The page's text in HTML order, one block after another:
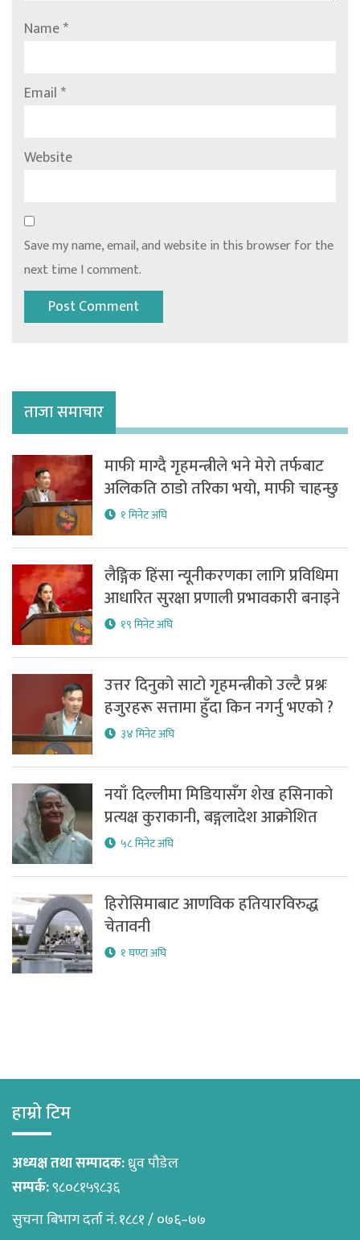
Name*
Email*
Website
Save my name, email, and website in this browser for the
next time I comment.
ताजा समाचार
माफी माग्दै गृहमन्त्रीले भने मेरो तर्फबाट
अलिकति ठाडो तरिका भयो, माफी चाहन्छु
१ मिनेट अघि
लैङ्गिक हिंसा न्यूनीकरणका लागि प्रविधिमा
आधारित सुरक्षा प्रणाली प्रभावकारी बनाइने
१९ मिनेट अघि
उत्तर दिनुको साटो गृहमन्त्रीको उल्टै प्रश्नः
हजुरहरू सत्तामा हुँदा किन नगर्नु भएको ?
३४ मिनेट अघि
नयाँ दिल्लीमा मिडियासँग शेख हसिनाको
प्रत्यक्ष कुराकानी, बङ्गलादेश आक्रोशित
५८ मिनेट अघि
हिरोसिमाबाट आणविक हतियारविरुद्ध
चेतावनी
१ घण्टा अघि
हाम्रो टिम
अध्यक्ष तथा सम्पादक:ध्रुव पौडेल
सम्पर्क:९८०८१५९८३६
सुचना बिभाग दर्ता नं. १८८१ / ०७६–७७